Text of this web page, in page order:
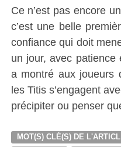
Ce n’est pas encore
c’est une belle
confiance qui doit
un jour, avec patience
a montré aux joueurs
les Titis s’engagent
précipiter ou penser
MOT(S) CLÉ(S) DE